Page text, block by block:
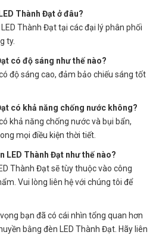
Thành Đạt ở đâu?
Thành Đạt tại các đại lý phân phối
ty.
có độ sáng như thế nào?
độ sáng cao, đảm bảo chiếu sáng tốt
có khả năng chống nước không?
khả năng chống nước và bụi bẩn,
mọi điều kiện thời tiết.
LED Thành Đạt như thế nào?
Thành Đạt sẽ tùy thuộc vào công
Vui lòng liên hệ với chúng tôi để
bạn đã có cái nhìn tổng quan hơn
bằng đèn LED Thành Đạt. Hãy liên